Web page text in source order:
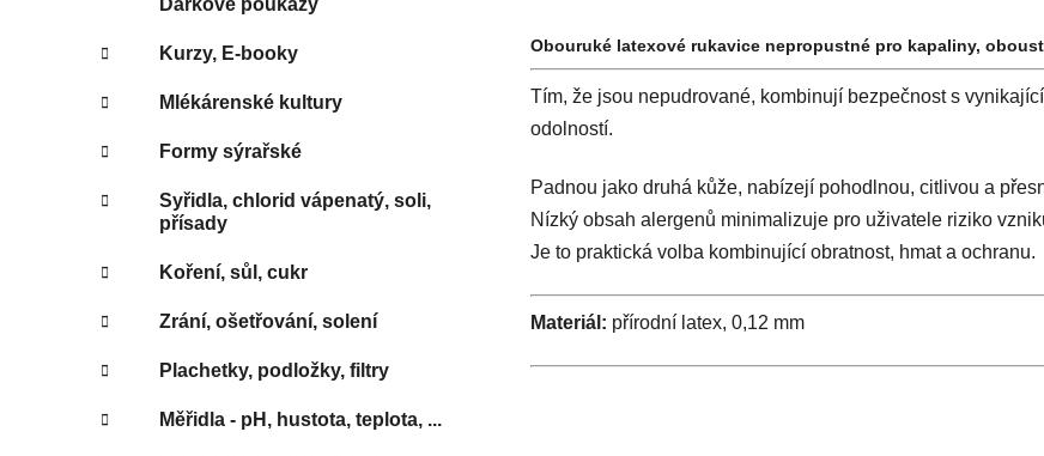
Kurzy, E-booky
Mlékárenské kultury
Formy sýrařské
Syřidla, chlorid vápenatý, soli,
přísady
Koření, sůl, cukr
Zrání, ošetřování, solení
Plachetky, podložky, filtry
Měřidla - pH, hustota, teplota, ...
Obouruké latexové rukavice nepropustné pro kapaliny,
Tím, že jsou nepudrované, kombinují bezpečnost s
odolností.
Padnou jako druhá kůže, nabízejí pohodlnou, citlivou a
Nízký obsah alergenů minimalizuje pro uživatele riziko
Je to praktická volba kombinující obratnost, hmat a ochranu.
Materiál: přírodní latex, 0,12 mm